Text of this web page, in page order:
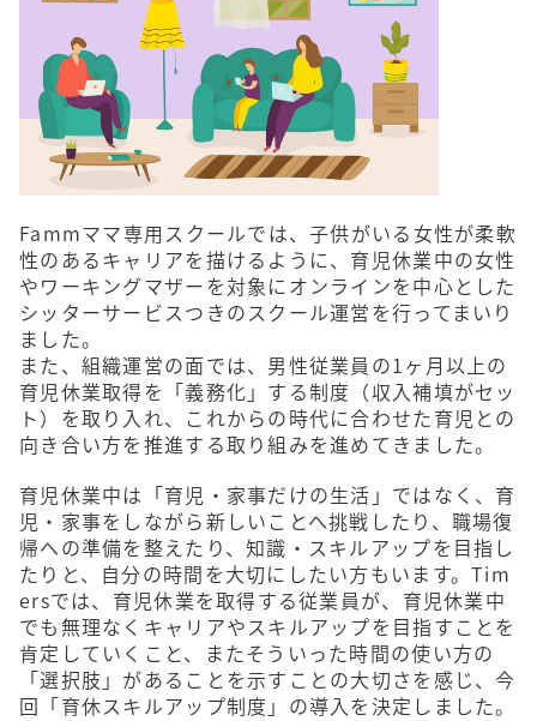
Fammママ専用スクールでは、子供がいる女性が柔軟
性のあるキャリアを描けるように、育児休業中の女性
やワーキングマザーを対象にオンラインを中心とした
シッターサービスつきのスクール運営を行ってまいり
ました。
また、組織運営の面では、男性従業員の1ヶ月以上の
育児休業取得を「義務化」する制度（収入補填がセッ
ト）を取り入れ、これからの時代に合わせた育児との
向き合い方を推進する取り組みを進めてきました。
育児休業中は「育児・家事だけの生活」ではなく、育
児・家事をしながら新しいことへ挑戦したり、職場復
帰への準備を整えたり、知識・スキルアップを目指し
たりと、自分の時間を大切にしたい方もいます。Tim
ersでは、育児休業を取得する従業員が、育児休業中
でも無理なくキャリアやスキルアップを目指すことを
肯定していくこと、またそういった時間の使い方の
「選択肢」があることを示すことの大切さを感じ、今
回「育休スキルアップ制度」の導入を決定しました。